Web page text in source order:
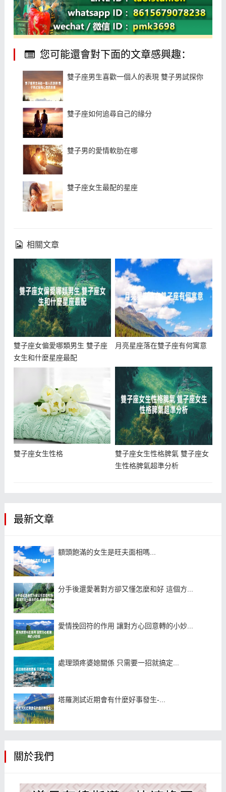
您可能還會對下面的文章感興趣：
雙子座男生喜歡一個人的表現 雙子男試探你心意的
雙子座如何追尋自己的緣分
雙子男的愛情軟肋在哪
雙子座女生最配的星座
相關文章
雙子座女偏愛哪類男生 雙子座
女生和什麼星座最配
月亮星座落在雙子座有何寓意
雙子座女生性格
雙子座女生性格脾氣 雙子座女
生性格脾氣超準分析
最新文章
額頭飽滿的女生是旺夫面相嗎...
分手後還愛著對方卻又懂怎麼和好 這個方...
愛情挽回符的作用 讓對方心回意轉的小妙...
處理頭疼婆媳關係 只需要一招就搞定...
塔羅測試近期會有什麼好事發生-...
關於我們